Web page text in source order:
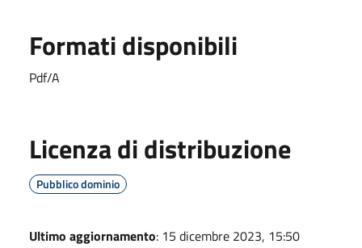
Formati disponibili
Pdf/A
Licenza di distribuzione
Pubblico dominio
Ultimo aggiornamento: 15 dicembre 2023, 15:50